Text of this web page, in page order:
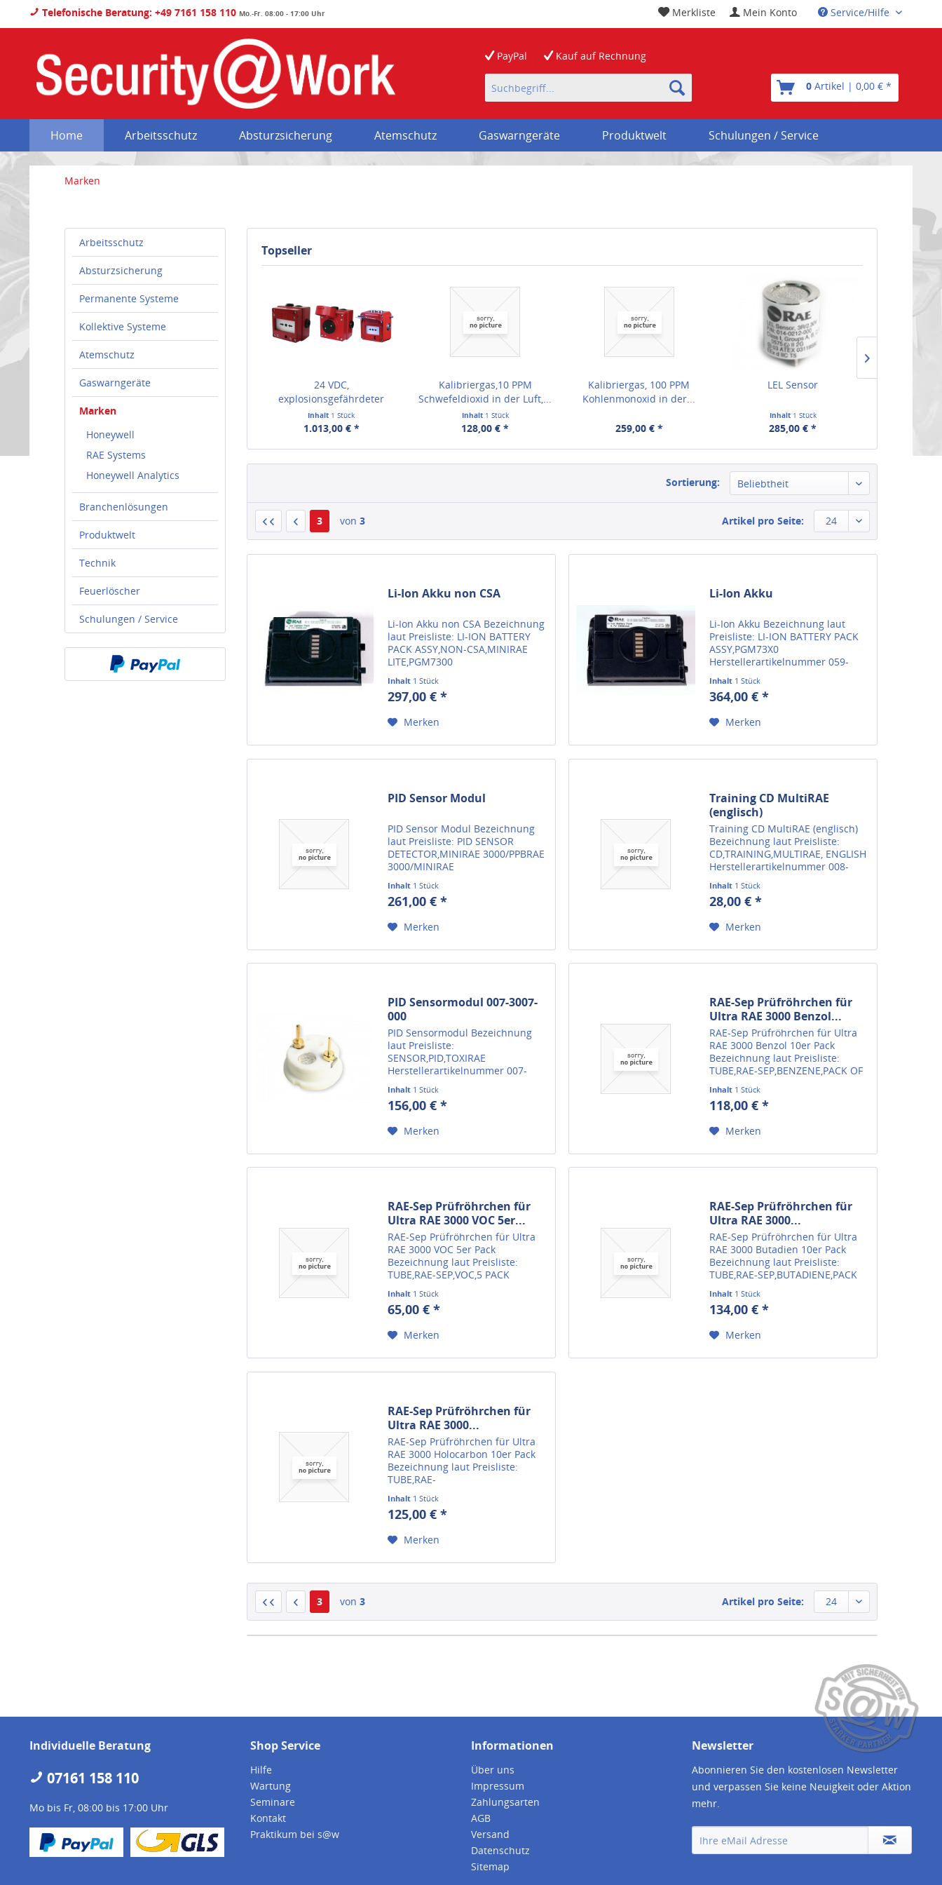
Telefonische Beratung: +49 7161 158 110 Mo.-Fr. 08:00 - 17:00 Uhr Service/Hilfe
Mein Konto
Merkliste
PayPal Kauf auf Rechnung
0 Artikel | 0,00 € *
Home Arbeitsschutz Absturzsicherung Atemschutz Gaswarngeräte Produktwelt Schulungen / Service
Marken
Arbeitsschutz
Absturzsicherung
Permanente Systeme
Kollektive Systeme
Atemschutz
Gaswarngeräte
Marken
Honeywell
RAE Systems
Honeywell Analytics
Branchenlösungen
Produktwelt
Technik
Feuerlöscher
Schulungen / Service
Topseller
24 VDC,
explosionsgefährdeter
Bereich,...
Inhalt 1 Stück
1.013,00 € *
Kalibriergas,10 PPM
Schwefeldioxid in der Luft,...
Inhalt 1 Stück
128,00 € *
Kalibriergas, 100 PPM
Kohlenmonoxid in der...
259,00 € *
LEL Sensor
Inhalt 1 Stück
285,00 € *
Sortierung: Beliebtheit
3 von 3 Artikel pro Seite: 24
Li-Ion Akku non CSA
Li-Ion Akku non CSA Bezeichnung
laut Preisliste: LI-ION BATTERY
PACK ASSY,NON-CSA,MINIRAE
LITE,PGM7300
Herstellerartikelnummer 059-
3053-000 Wir liefern alle
verfügbaren Ersatzteile für
Sollten Sie das...
Inhalt 1 Stück
297,00 € *
Merken
Li-Ion Akku
Li-Ion Akku Bezeichnung laut
Preisliste: LI-ION BATTERY PACK
ASSY,PGM73X0
Herstellerartikelnummer 059-
3051-000 Wir liefern alle
verfügbaren Ersatzteile für
Gasmessgeräte von RAE Systems.
Ersatzteil nicht gefunden...
Inhalt 1 Stück
364,00 € *
Merken
PID Sensor Modul
PID Sensor Modul Bezeichnung
laut Preisliste: PID SENSOR
DETECTOR,MINIRAE 3000/PPBRAE
3000/MINIRAE
Herstellerartikelnummer 023-
3010-001 Wir liefern alle
Gasmessgeräte von RAE Systems.
Inhalt 1 Stück
261,00 € *
Merken
Training CD MultiRAE
(englisch)
Training CD MultiRAE (englisch)
Bezeichnung laut Preisliste:
CD,TRAINING,MULTIRAE, ENGLISH
Herstellerartikelnummer 008-
verfügbaren Ersatzteile für
Gasmessgeräte von RAE Systems.
Inhalt 1 Stück
28,00 € *
Merken
PID Sensormodul 007-3007-
000
PID Sensormodul Bezeichnung
laut Preisliste:
SENSOR,PID,TOXIRAE
Herstellerartikelnummer 007-
3007-000 Wir liefern alle
verfügbaren Ersatzteile für
Gasmessgeräte von RAE Systems.
Ersatzteil nicht gefunden haben...
Inhalt 1 Stück
156,00 € *
Merken
RAE-Sep Prüfröhrchen für
Ultra RAE 3000 Benzol...
RAE-Sep Prüfröhrchen für Ultra
RAE 3000 Benzol 10er Pack
Bezeichnung laut Preisliste:
TUBE,RAE-SEP,BENZENE,PACK OF
10 Herstellerartikelnummer 012-
3022-010 Wir liefern alle
verfügbaren Ersatzteile für
Systems....
Inhalt 1 Stück
118,00 € *
Merken
RAE-Sep Prüfröhrchen für
Ultra RAE 3000 VOC 5er...
RAE-Sep Prüfröhrchen für Ultra
RAE 3000 VOC 5er Pack
Bezeichnung laut Preisliste:
TUBE,RAE-SEP,VOC,5 PACK
Herstellerartikelnummer 012-
2502-005 Wir liefern alle
verfügbaren Ersatzteile für
Sollten Sie das...
Inhalt 1 Stück
65,00 € *
Merken
RAE-Sep Prüfröhrchen für
Ultra RAE 3000...
RAE-Sep Prüfröhrchen für Ultra
RAE 3000 Butadien 10er Pack
Bezeichnung laut Preisliste:
TUBE,RAE-SEP,BUTADIENE,PACK
OF 10 Herstellerartikelnummer
012-3024-010 Wir liefern alle
verfügbaren Ersatzteile für
Systems....
Inhalt 1 Stück
134,00 € *
Merken
RAE-Sep Prüfröhrchen für
Ultra RAE 3000...
RAE-Sep Prüfröhrchen für Ultra
RAE 3000 Holocarbon 10er Pack
Bezeichnung laut Preisliste:
TUBE,RAE-
Herstellerartikelnummer 012-
3023-010 Wir liefern alle
Gasmessgeräte von RAE
Inhalt 1 Stück
125,00 € *
Merken
3 von 3 Artikel pro Seite: 24
Individuelle Beratung
07161 158 110
Mo bis Fr, 08:00 bis 17:00 Uhr
Shop Service
Hilfe
Wartung
Seminare
Kontakt
Praktikum bei s@w
Informationen
Über uns
Impressum
Zahlungsarten
AGB
Versand
Datenschutz
Sitemap
Newsletter
Abonnieren Sie den kostenlosen Newsletter
und verpassen Sie keine Neuigkeit oder Aktion
mehr.